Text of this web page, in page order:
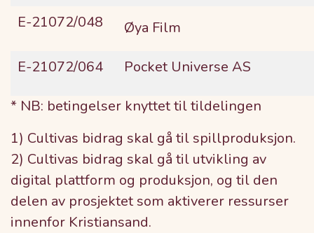
E-21072/048 Øya Film
E-21072/064 Pocket Universe AS
* NB: betingelser knyttet til tildelingen
1) Cultivas bidrag skal gå til spillproduksjon.
2) Cultivas bidrag skal gå til utvikling av
digital plattform og produksjon, og til den
delen av prosjektet som aktiverer ressurser
innenfor Kristiansand.